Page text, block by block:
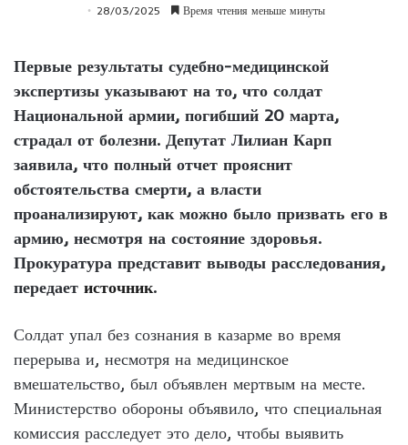
28/03/2025 Время чтения меньше минуты
Первые результаты судебно-медицинской
экспертизы указывают на то, что солдат
Национальной армии, погибший 20 марта,
страдал от болезни. Депутат Лилиан Карп
заявила, что полный отчет прояснит
обстоятельства смерти, а власти
проанализируют, как можно было призвать его в
армию, несмотря на состояние здоровья.
Прокуратура представит выводы расследования,
передает источник.
Солдат упал без сознания в казарме во время
перерыва и, несмотря на медицинское
вмешательство, был объявлен мертвым на месте.
Министерство обороны объявило, что специальная
комиссия расследует это дело, чтобы выявить